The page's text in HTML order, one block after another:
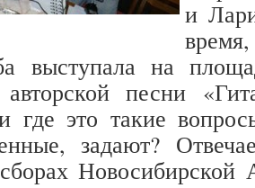
и
выступала на
авторской песни
где это такие
задают?
Новосибирской